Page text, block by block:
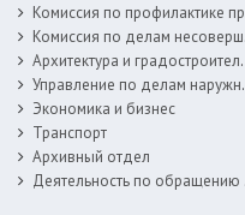
Комиссия по профилактике правонарушений
Комиссия по делам несовершеннолетних
Архитектура и градостроительство
Управление по делам наружной рекламы
Экономика и бизнес
Транспорт
Архивный отдел
Деятельность по обращению с животными без владельцев